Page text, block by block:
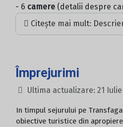
- 6 camere (detalii despre
Citește mai mult:
Împrejurimi
Ultima actualizare: 21 Iulie
In timpul sejurului pe
obiective turistice din